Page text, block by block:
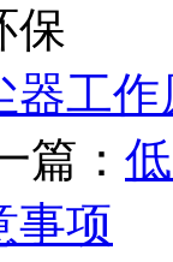
保
器工
：
事项